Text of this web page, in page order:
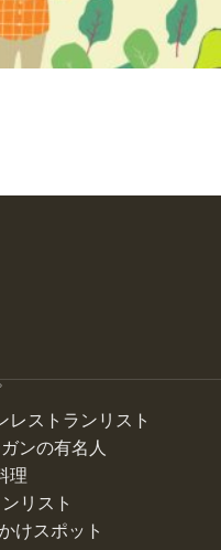
レストランリスト
ンの有名人
理
リスト
けスポット